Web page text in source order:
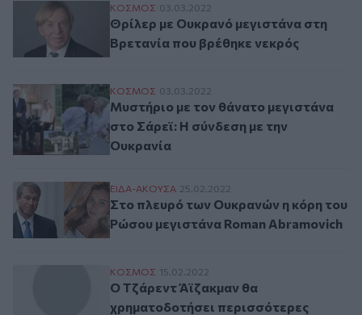
Θρίλερ με Ουκρανό μεγιστάνα στη
ΚΟΣΜΟΣ 03.03.2022
Θρίλερ με Ουκρανό μεγιστάνα στη
Βρετανία που βρέθηκε νεκρός
Μυστήριο με τον θάνατο μεγιστάνα στο
ΚΟΣΜΟΣ 03.03.2022
Μυστήριο με τον θάνατο μεγιστάνα
στο Σάρεϊ: Η σύνδεση με την
Ουκρανία
Στο πλευρό των Ουκρανών η κόρη του
ΕΙΔΑ-ΑΚΟΥΣΑ 25.02.2022
Στο πλευρό των Ουκρανών η κόρη του
Ρώσου μεγιστάνα Roman Abramovich
Ο Τζάρεντ Άϊζακμαν θα χρηματοδοτήσει
ΚΟΣΜΟΣ 15.02.2022
Ο Τζάρεντ Άϊζακμαν θα
χρηματοδοτήσει περισσότερες